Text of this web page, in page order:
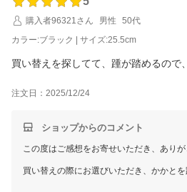
購入者96321さん
男性
50代
カラー:ブラック | サイズ:25.5cm
買い替えを探してて、踵が踏めるので
注文日：2025/12/24
ショップからのコメント
この度はご感想をお寄せいただき、あり
買い替えの際にお選びいただき、かかとを